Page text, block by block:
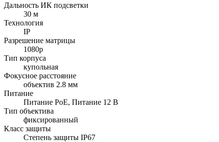
Дальность ИК подсветки
30 м
Технология
IP
Разрешение матрицы
1080p
Тип корпуса
купольная
Фокусное расстояние
объектив 2.8 мм
Питание
Питание PoE, Питание 12 В
Тип объектива
фиксированный
Класс защиты
Степень защиты IP67